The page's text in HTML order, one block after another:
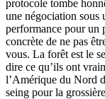
protocole tombe
une négociation sous
performance pour un
concrète de ne pas
vous. La forêt est le
dire ce qu’ils ont
l’Amérique du Nord
seing pour la